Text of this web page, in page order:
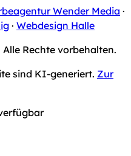
Wender Media ·
· Webdesign Halle
Rechte vorbehalten.
sind KI-generiert. Zur